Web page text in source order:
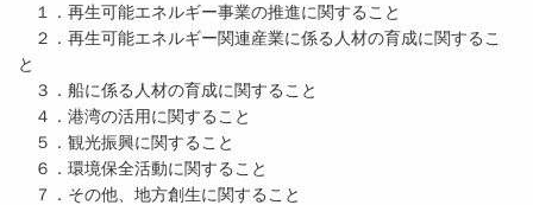
１．再生可能エネルギー事業の推進に関すること
２．再生可能エネルギー関連産業に係る人材の育成に関するこ
と
３．船に係る人材の育成に関すること
４．港湾の活用に関すること
５．観光振興に関すること
６．環境保全活動に関すること
７．その他、地方創生に関すること